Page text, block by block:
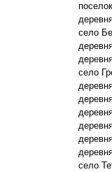
село
село
село